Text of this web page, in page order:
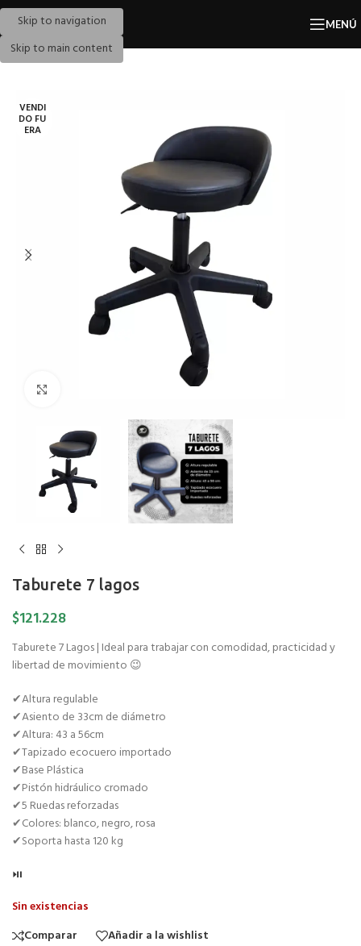
Skip to navigation
Skip to main content
MENÚ
VENDI
DO FU
ERA
Taburete 7 lagos
$121.228
Taburete 7 Lagos | Ideal para trabajar con comodidad, practicidad y
libertad de movimiento 😉
✔Altura regulable
✔Asiento de 33cm de diámetro
✔Altura: 43 a 56cm
✔Tapizado ecocuero importado
✔Base Plástica
✔Pistón hidráulico cromado
✔5 Ruedas reforzadas
✔Colores: blanco, negro, rosa
✔Soporta hasta 120 kg
⏯️
Sin existencias
Comparar
Añadir a la wishlist